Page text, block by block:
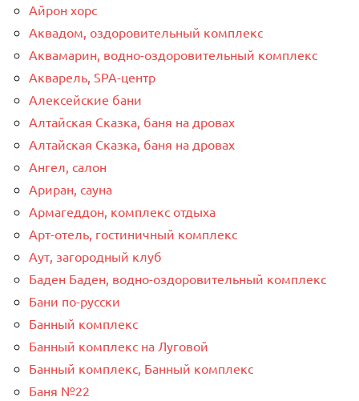
Айрон хорс
Аквадом, оздоровительный комплекс
Аквамарин, водно-оздоровительный комплекс
Акварель, SPA-центр
Алексейские бани
Алтайская Сказка, баня на дровах
Алтайская Сказка, баня на дровах
Ангел, салон
Ариран, сауна
Армагеддон, комплекс отдыха
Арт-отель, гостиничный комплекс
Аут, загородный клуб
Баден Баден, водно-оздоровительный комплекс
Бани по-русски
Банный комплекс
Банный комплекс на Луговой
Банный комплекс, Банный комплекс
Баня №22